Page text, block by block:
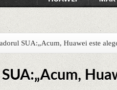
SUA:„Acum, Huawei este